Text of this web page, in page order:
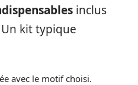
inclus
kit typique
avec le motif choisi.